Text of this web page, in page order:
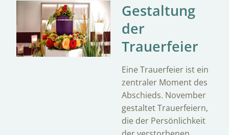
Gestaltung
der
Trauerfeier
Eine Trauerfeier ist ein
zentraler Moment des
Abschieds. November
gestaltet Trauerfeiern,
die der Persönlichkeit